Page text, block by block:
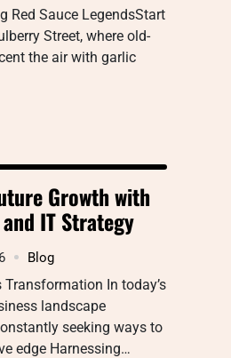
Red Sauce LegendsStart
Street, where old-
the air with garlic
Growth with
IT Strategy
Blog
In today’s
landscape
seeking ways to
edge Harnessing…